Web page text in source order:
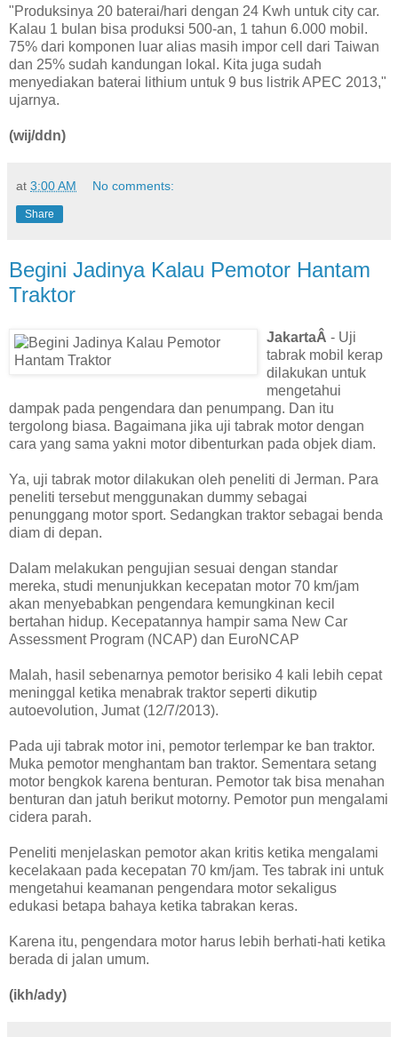
"Produksinya 20 baterai/hari dengan 24 Kwh untuk city car.
Kalau 1 bulan bisa produksi 500-an, 1 tahun 6.000 mobil.
75% dari komponen luar alias masih impor cell dari Taiwan
dan 25% sudah kandungan lokal. Kita juga sudah
menyediakan baterai lithium untuk 9 bus listrik APEC 2013,"
ujarnya.
(wij/ddn)
at 3:00 AM No comments:
Share
Begini Jadinya Kalau Pemotor Hantam
Traktor
JakartaÂ - Uji
tabrak mobil kerap
dilakukan untuk
mengetahui
dampak pada pengendara dan penumpang. Dan itu
tergolong biasa. Bagaimana jika uji tabrak motor dengan
cara yang sama yakni motor dibenturkan pada objek diam.
Ya, uji tabrak motor dilakukan oleh peneliti di Jerman. Para
peneliti tersebut menggunakan dummy sebagai
penunggang motor sport. Sedangkan traktor sebagai benda
diam di depan.
Dalam melakukan pengujian sesuai dengan standar
mereka, studi menunjukkan kecepatan motor 70 km/jam
akan menyebabkan pengendara kemungkinan kecil
bertahan hidup. Kecepatannya hampir sama New Car
Assessment Program (NCAP) dan EuroNCAP
Malah, hasil sebenarnya pemotor berisiko 4 kali lebih cepat
meninggal ketika menabrak traktor seperti dikutip
autoevolution, Jumat (12/7/2013).
Pada uji tabrak motor ini, pemotor terlempar ke ban traktor.
Muka pemotor menghantam ban traktor. Sementara setang
motor bengkok karena benturan. Pemotor tak bisa menahan
benturan dan jatuh berikut motorny. Pemotor pun mengalami
cidera parah.
Peneliti menjelaskan pemotor akan kritis ketika mengalami
kecelakaan pada kecepatan 70 km/jam. Tes tabrak ini untuk
mengetahui keamanan pengendara motor sekaligus
edukasi betapa bahaya ketika tabrakan keras.
Karena itu, pengendara motor harus lebih berhati-hati ketika
berada di jalan umum.
(ikh/ady)